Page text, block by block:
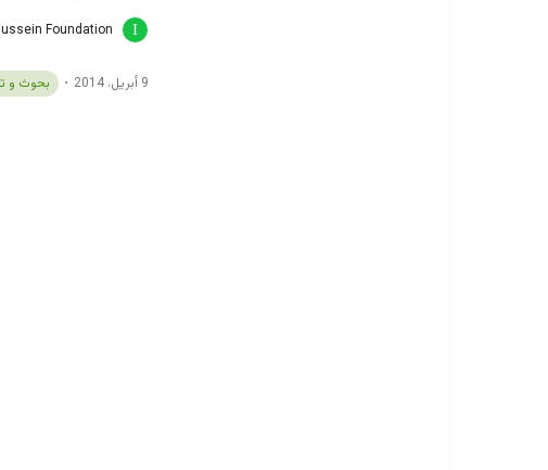
Foundation
9 أبريل، 2014 بحوث و